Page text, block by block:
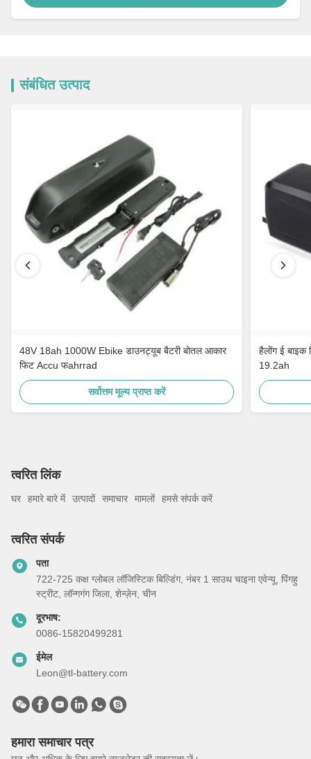
संबंधित उत्पाद
48V 18ah 1000W Ebike डाउनट्यूब बैटरी बोतल आकार
फिट Accu फahrrad
सर्वोत्तम मूल्य प्राप्त करें
हैलोंग ई
19.2ah
त्वरित लिंक
घर हमारे बारे में उत्पादों समाचार मामलों हमसे संपर्क करें
त्वरित संपर्क
पता
722-725 कक्ष ग्लोबल लॉजिस्टिक बिल्डिंग, नंबर 1 साउथ चाइना एवेन्यू, पिंगहु
स्ट्रीट, लॉन्गगंग जिला, शेन्ज़ेन, चीन
दूरभाष:
0086-15820499281
ईमेल
Leon@tl-battery.com
हमारा समाचार पत्र